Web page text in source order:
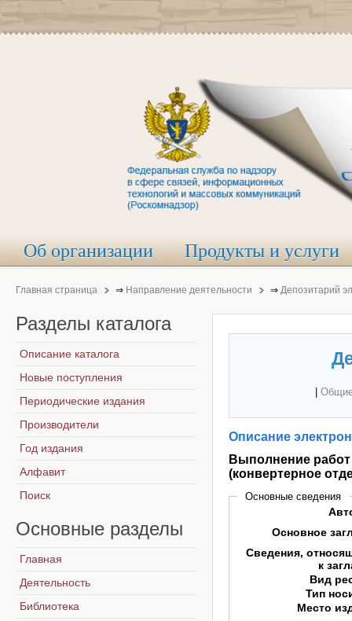
Об организации Продукты и услуги
Главная страница ⇒ Направление деятельности ⇒ Депозитарий
Описание
Выполнение
(конвертерное
Основные сведения
Основное
Сведения,
к
Вид
Тип
Место
Разделы каталога
Описание каталога
Новые поступления
Периодические издания
Производители
Год издания
Алфавит
Поиск
Основные разделы
Главная
Деятельность
Библиотека